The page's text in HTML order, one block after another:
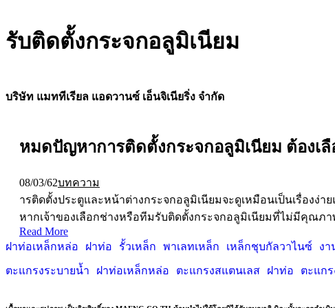
รับติดตั้งกระจกอลูมิเนียม
บริษัท แมททีเรียล แอดวานซ์ เอ็นจิเนียริ่ง จำกัด
หมดปัญหาการติดตั้งกระจกอลูมิเนียม ต้อง
08/03/62บทความ
ารติดตั้งประตูและหน้าต่างกระจกอลูมิเนียมจะดูเหมือนเป็นเรื่องง่
หากเจ้าของเลือกช่างหรือทีมรับติดตั้งกระจกอลูมิเนียมที่ไม่มีคุณภา
Read More
ฝาท่อเหล็กหล่อ
ฝาท่อ รั้วเหล็ก พาเลทเหล็ก เหล็กชุบกัลวาไนซ์ งา
ตะแกรงระบายน้ำ ฝาท่อเหล็กหล่อ ตะแกรงสแตนเลส ฝาท่อ ตะแกร